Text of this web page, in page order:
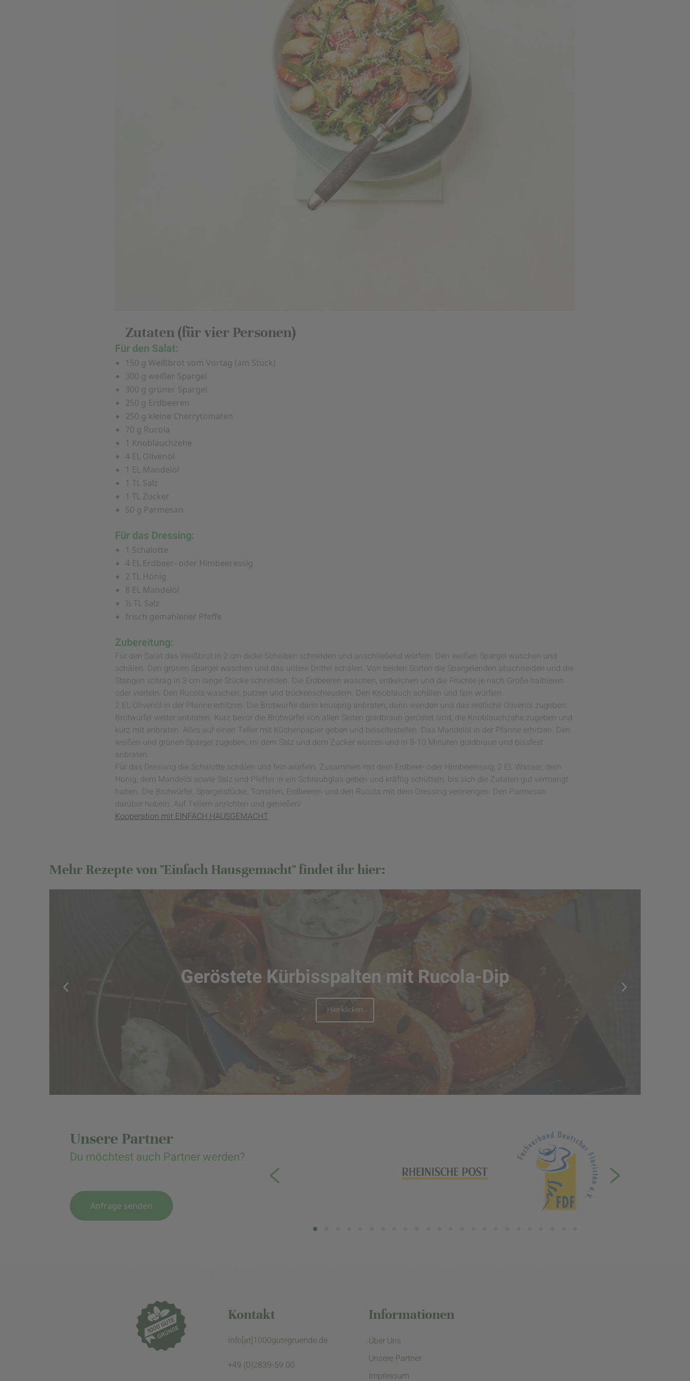
Zutaten (für vier Personen)
Für den Salat:
150 g Weißbrot vom Vortag (am Stück)
300 g weißer Spargel
300 g grüner Spargel
250 g Erdbeeren
250 g kleine Cherrytomaten
70 g Rucola
1 Knoblauchzehe
4 EL Olivenöl
1 EL Mandelöl
1 TL Salz
1 TL Zucker
50 g Parmesan
Für das Dressing:
1 Schalotte
4 EL Erdbeer- oder Himbeeressig
2 TL Honig
8 EL Mandelöl
½ TL Salz
frisch gemahlener Pfeffe
Zubereitung:
Für den Salat das Weißbrot in 2 cm dicke Scheiben schneiden und anschließend würfeln. Den weißen Spargel waschen und
schälen. Den grünen Spargel waschen und das untere Drittel schälen. Von beiden Sorten die Spargelenden abschneiden und die
Stangen schräg in 3 cm lange Stücke schneiden. Die Erdbeeren waschen, entkelchen und die Früchte je nach Größe halbieren
oder vierteln. Den Rucola waschen, putzen und trockenschleudern. Den Knoblauch schälen und fein würfeln.
2 EL Olivenöl in der Pfanne erhitzen. Die Brotwürfel darin knusprig anbraten, dann wenden und das restliche Olivenöl zugeben.
Brotwürfel weiter anbraten. Kurz bevor die Brotwürfel von allen Seiten goldbraun geröstet sind, die Knoblauchzehe zugeben und
kurz mit anbraten. Alles auf einen Teller mit Küchenpapier geben und beiseitestellen. Das Mandelöl in der Pfanne erhitzen. Den
weißen und grünen Spargel zugeben, mi dem Salz und dem Zucker würzen und in 8-10 Minuten goldbraun und bissfest
anbraten.
Für das Dressing die Schalotte schälen und fein würfeln. Zusammen mit dem Erdbeer- oder Himbeeressig, 2 EL Wasser, dem
Honig, dem Mandelöl sowie Salz und Pfeffer in ein Schraubglas geben und kräftig schütteln, bis sich die Zutaten gut vermengt
haben. Die Brotwürfel, Spargelstücke, Tomaten, Erdbeeren und den Rucola mit dem Dressing vermengen. Den Parmesan
darüber hobeln. Auf Tellern anrichten und genießen!
Kooperation mit EINFACH HAUSGEMACHT
Mehr Rezepte von "Einfach Hausgemacht" findet ihr hier:
Geröstete Kürbisspalten mit Rucola-Dip
Hier klicken
Unsere Partner
Du möchtest auch Partner werden?
Anfrage senden
Kontakt
info[at]1000gutegruende.de
+49 (0)2839-59 00
Informationen
Über Uns
Unsere Partner
Impressum